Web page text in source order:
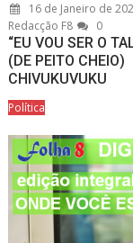
16 de Janeiro de
Redacção F8
0
“EU VOU SER O
(DE PEITO CHEIO)
CHIVUKUVUKU
Política